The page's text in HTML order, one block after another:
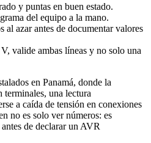
y puntas en buen estado.
del equipo a la mano.
al azar antes de documentar valores
valide ambas líneas y no solo una
en Panamá, donde la
terminales, una lectura
a caída de tensión en conexiones
no es solo ver números: es
de declarar un AVR